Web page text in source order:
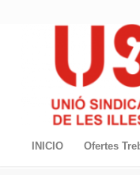
INICIO Ofertes